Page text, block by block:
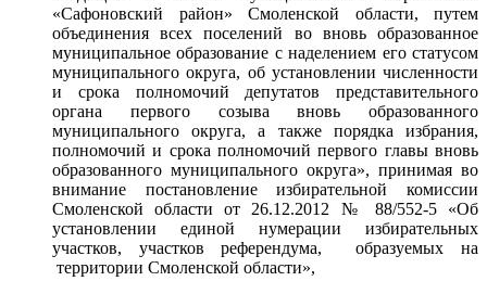
«Сафоновский район» Смоленской области, путем
объединения всех поселений во вновь образованное
муниципальное образование с наделением его статусом
муниципального округа, об установлении численности
и срока полномочий депутатов представительного
органа первого созыва вновь образованного
муниципального округа, а также порядка избрания,
полномочий и срока полномочий первого главы вновь
образованного муниципального округа», принимая во
внимание постановление избирательной комиссии
Смоленской области от 26.12.2012 № 88/552-5 «Об
установлении единой нумерации избирательных
участков, участков референдума, образуемых на
территории Смоленской области»,